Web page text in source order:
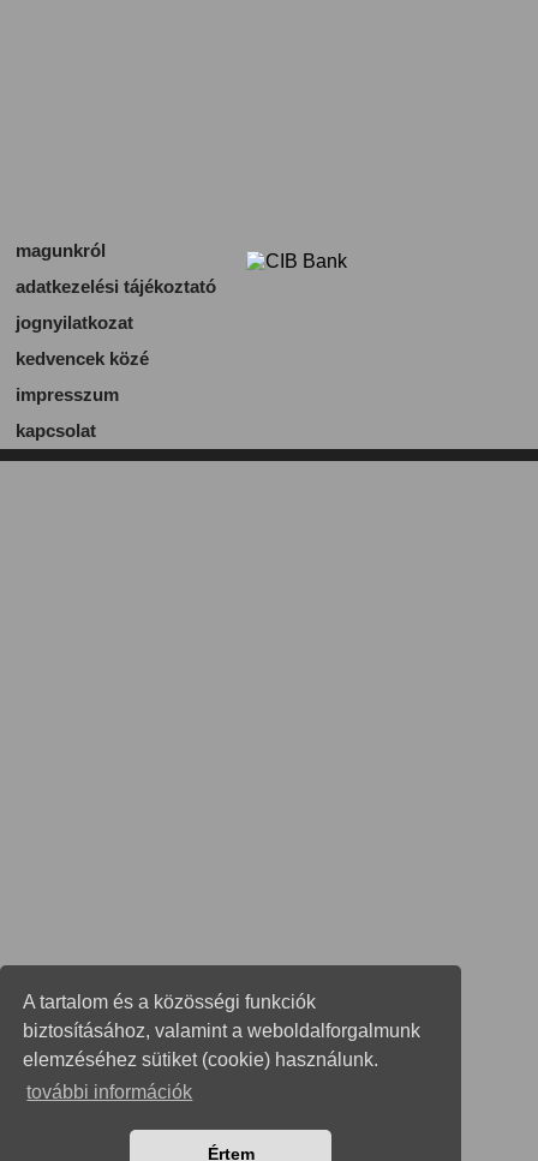
A tartalom és a közösségi funkciók
biztosításához, valamint a weboldalforgalmunk
elemzéséhez sütiket (cookie) használunk.
további információk
Értem
magunkról
adatkezelési tájékoztató
jognyilatkozat
kedvencek közé
impresszum
kapcsolat